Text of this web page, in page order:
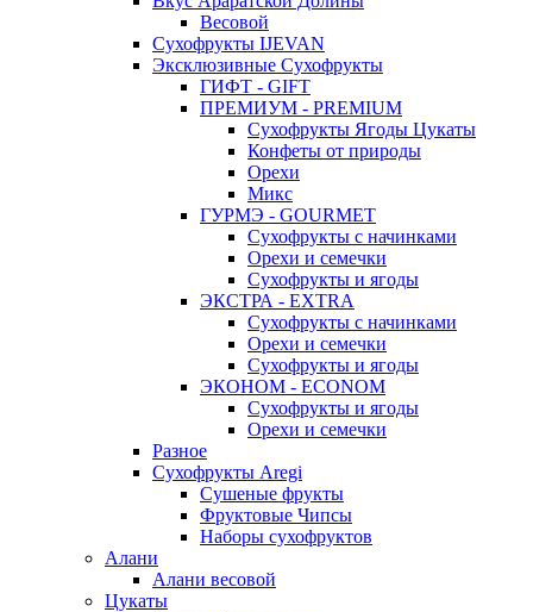
Весовой
Сухофрукты IJEVAN
Эксклюзивные Сухофрукты
ГИФТ - GIFT
ПРЕМИУМ - PREMIUM
Сухофрукты Ягоды Цукаты
Конфеты от природы
Орехи
Микс
ГУРМЭ - GOURMET
Сухофрукты с начинками
Орехи и семечки
Сухофрукты и ягоды
ЭКСТРА - EXTRA
Сухофрукты с начинками
Орехи и семечки
Сухофрукты и ягоды
ЭКОНОМ - ECONOM
Сухофрукты и ягоды
Орехи и семечки
Разное
Сухофрукты Aregi
Сушеные фрукты
Фруктовые Чипсы
Наборы сухофруктов
Алани
Алани весовой
Цукаты